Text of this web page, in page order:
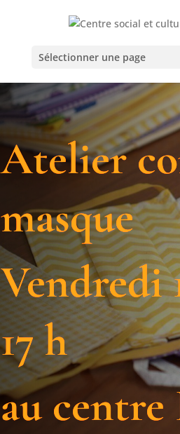
Sélectionner une page
Atelier
masque
Vendredi
17 h
au centre